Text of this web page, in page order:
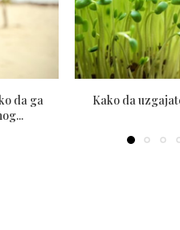
da ga
Kako da